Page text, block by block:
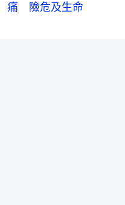
痛 險危及生命